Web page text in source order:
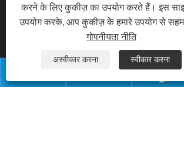
करने के लिए कुकीज़ का उपयोग करते हैं। इस
उपयोग करके, आप कुकीज़ के हमारे उपयोग से
गोपनीयता नीति
अस्वीकार करना स्वीकार करना